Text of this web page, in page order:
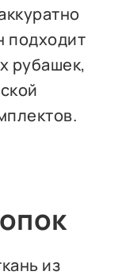
подходит
рубашек,
из